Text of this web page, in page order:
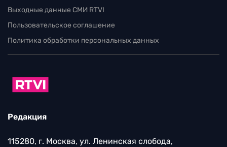
Выходные данные СМИ RTVI
Пользовательское соглашение
Политика обработки персональных данных
Редакция
115280, г. Москва, ул. Ленинская слобода,